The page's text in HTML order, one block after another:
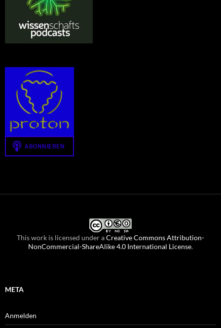
This work is licensed under aCreative Commons Attribution-
NonCommercial-ShareAlike 4.0 International License.
META
Anmelden